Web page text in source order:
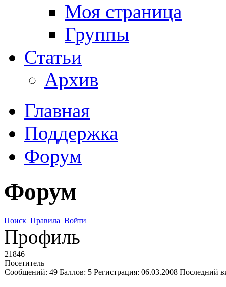
Моя страница
Группы
Статьи
Архив
Главная
Поддержка
Форум
Форум
Поиск Правила Войти
Профиль
21846
Посетитель
Сообщений: 49 Баллов: 5 Регистрация: 06.03.2008 Последний